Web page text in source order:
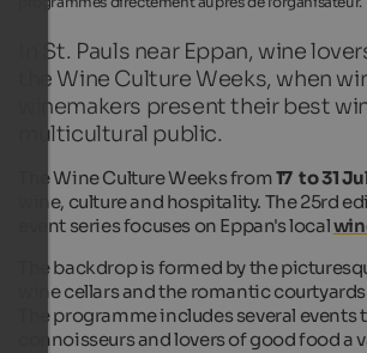
In St. Pauls near Eppan, wine
the Wine Culture Weeks, when
winemakers present their best
multicultural public.
The Wine Culture Weeks from17 to 31
wine, culture and hospitality. The 25rd
event series focuses on Eppan's local
The backdrop is formed by the
wine cellars and the romantic
The programme includes several
connoisseurs and lovers of good food a